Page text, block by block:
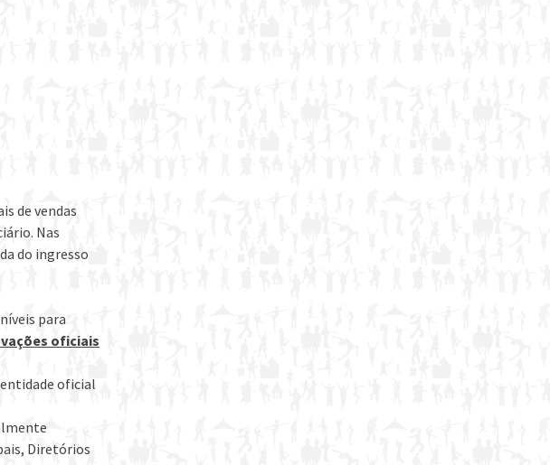
de vendas
Nas
do ingresso
para
oficiais
oficial
Diretórios